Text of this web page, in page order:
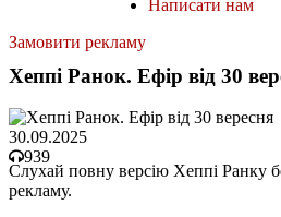
Написати нам
Замовити рекламу
Хеппі Ранок. Ефір від 30
30.09.2025
939
Слухай повну версію Хеппі Ранку
рекламу.